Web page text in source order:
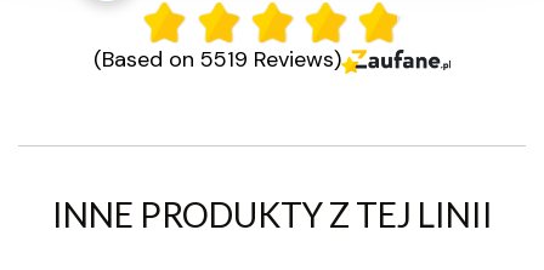
(Based on 5519 Reviews)
INNE PRODUKTY Z TEJ LINII